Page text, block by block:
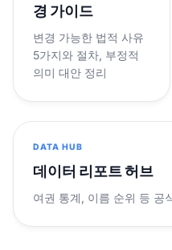
경 가이드
변경 가능한 법적 사유
5가지와 절차, 부정적
의미 대안 정리
DATA HUB
데이터 리포트 허브
여권 통계, 이름 순위 등 공